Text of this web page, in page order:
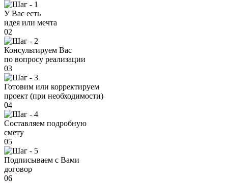
У Вас есть
идея или мечта
02
Консультируем Вас
по вопросу реализации
03
Готовим или корректируем
проект (при необходимости)
04
Составляем подробную
смету
05
Подписываем с Вами
договор
06